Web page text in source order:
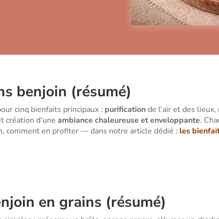
benjoin (résumé)
cinq bienfaits principaux : purificationde l’air et des lieux,
création d’uneambiance chaleureuse et enveloppante.
comment en profiter — dans notre article dédié : les
en grains (résumé)